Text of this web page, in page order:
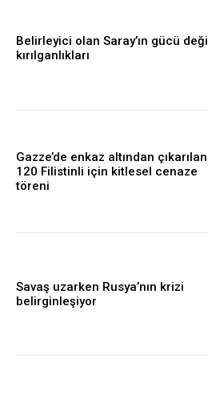
Belirleyici olan Saray’ın gücü değil
kırılganlıkları
Gazze’de enkaz altından çıkarılan
120 Filistinli için kitlesel cenaze
töreni
Savaş uzarken Rusya’nın krizi
belirginleşiyor